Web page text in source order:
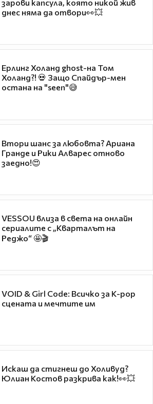
зарови капсула, която никой жив
днес няма да отвори👀💥
Ерлинг Холанд ghost-на Том
Холанд?! 💀 Защо Спайдър-мен
остана на "seen"😅
Втори шанс за любовта? Ариана
Гранде и Рики Алварес отново
заедно!😍
VESSOU влиза в света на онлайн
сериалите с „Кварталът на
Реджо“ 🤩🎬
VOID & Girl Code: Всичко за K-pop
сцената и мечтите им
Искаш да стигнеш до Холивуд?
Юлиан Костов разкрива как!👀💥